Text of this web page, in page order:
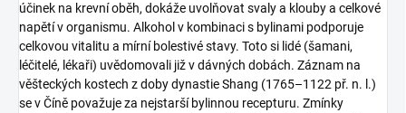
účinek na krevní oběh, dokáže uvolňovat svaly a klouby a celkové
napětí v organismu. Alkohol v kombinaci s bylinami podporuje
celkovou vitalitu a mírní bolestivé stavy. Toto si lidé (šamani,
léčitelé, lékaři) uvědomovali již v dávných dobách. Záznam na
věšteckých kostech z doby dynastie Shang (1765–1122 př. n. l.)
se v Číně považuje za nejstarší bylinnou recepturu. Zmínky